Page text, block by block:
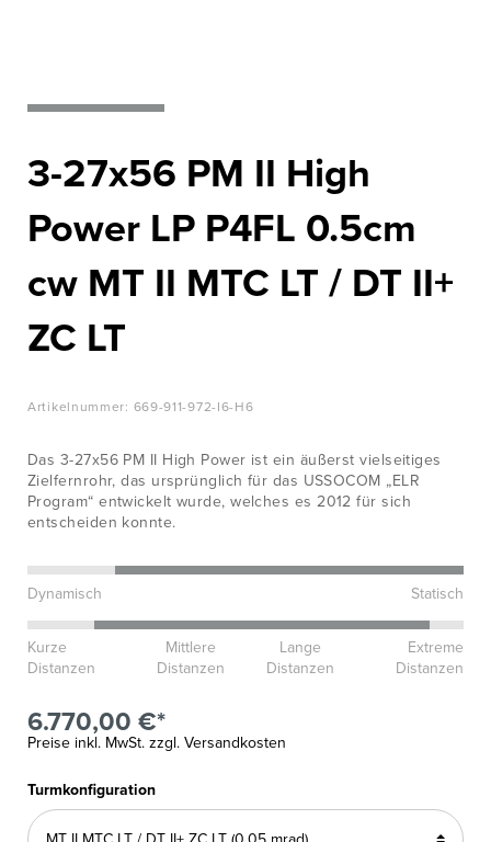
KARRIERE
3-27x56 PM II High
Power LP P4FL 0.5cm
cw MT II MTC LT / DT II+
ZC LT
Artikelnummer: 669-911-972-I6-H6
Das 3-27x56 PM II High Power ist ein äußerst vielseitiges
Zielfernrohr, das ursprünglich für das USSOCOM „ELR
Program“ entwickelt wurde, welches es 2012 für sich
entscheiden konnte.
Dynamisch Statisch
Kurze
Distanzen
Mittlere
Distanzen
Lange
Distanzen
Extreme
Distanzen
6.770,00 €*
Preise inkl. MwSt. zzgl. Versandkosten
Turmkonfiguration